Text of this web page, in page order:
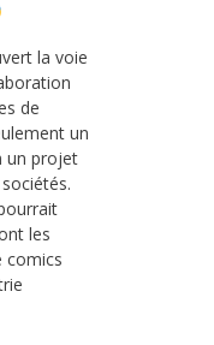
la voie
de
un
un projet
les
comics